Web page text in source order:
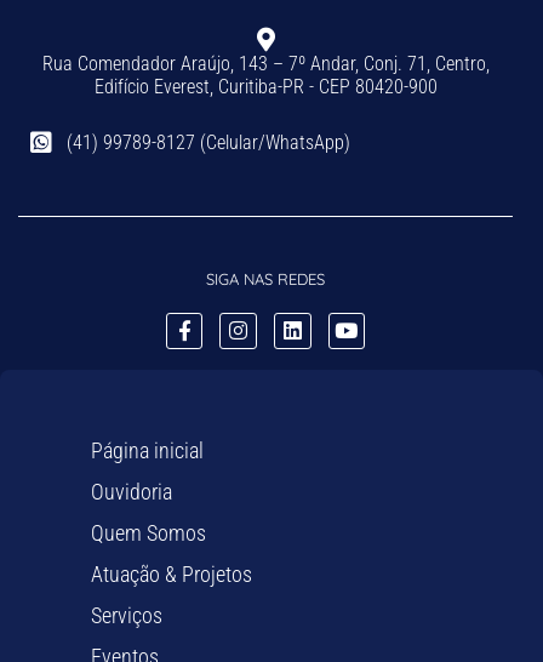
Rua Comendador Araújo, 143 – 7º Andar, Conj. 71, Centro,
Edifício Everest, Curitiba-PR - CEP 80420-900
(41) 99789-8127 (Celular/WhatsApp)
SIGA NAS REDES
Página inicial
Ouvidoria
Quem Somos
Atuação & Projetos
Serviços